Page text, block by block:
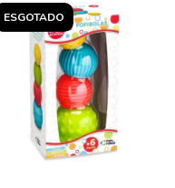
ESGOTADO